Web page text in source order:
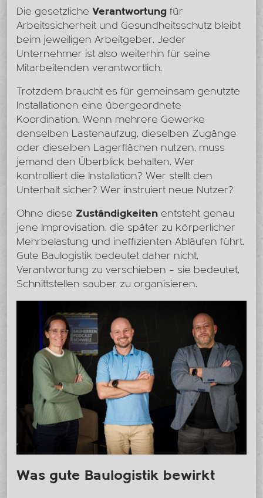
Die gesetzliche Verantwortung für
Arbeitssicherheit und Gesundheitsschutz bleibt
beim jeweiligen Arbeitgeber. Jeder
Unternehmer ist also weiterhin für seine
Mitarbeitenden verantwortlich.
Trotzdem braucht es für gemeinsam genutzte
Installationen eine übergeordnete
Koordination. Wenn mehrere Gewerke
denselben Lastenaufzug, dieselben Zugänge
oder dieselben Lagerflächen nutzen, muss
jemand den Überblick behalten. Wer
kontrolliert die Installation? Wer stellt den
Unterhalt sicher? Wer instruiert neue Nutzer?
Ohne diese Zuständigkeiten entsteht genau
jene Improvisation, die später zu körperlicher
Mehrbelastung und ineffizienten Abläufen führt.
Gute Baulogistik bedeutet daher nicht,
Verantwortung zu verschieben – sie bedeutet,
Schnittstellen sauber zu organisieren.
Was gute Baulogistik bewirkt